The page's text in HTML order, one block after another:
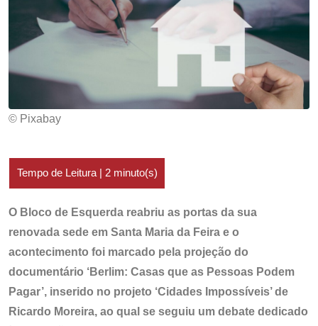
© Pixabay
O Bloco de Esquerda reabriu as portas da sua
renovada sede em Santa Maria da Feira e o
acontecimento foi marcado pela projeção do
documentário ‘Berlim: Casas que as Pessoas Podem
Pagar’, inserido no projeto ‘Cidades Impossíveis’ de
Ricardo Moreira, ao qual se seguiu um debate dedicado